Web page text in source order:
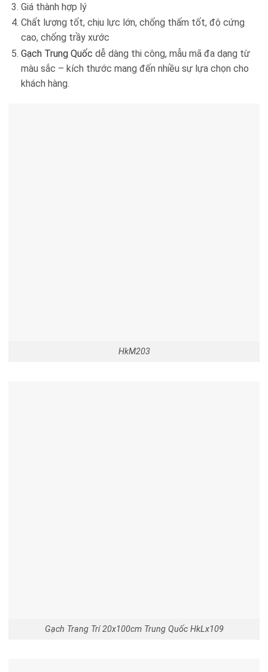
Giá thành hợp lý
Chất lượng tốt, chịu lực lớn, chống thấm tốt, độ cứng
cao, chống trầy xước
Gạch Trung Quốc dễ dàng thi công, mẫu mã đa dạng từ
màu sắc – kích thước mang đến nhiều sự lựa chọn cho
khách hàng.
HkM203
Gạch Trang Trí 20x100cm Trung Quốc HkLx109